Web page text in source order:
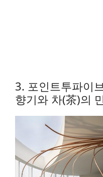
3. 포인트투파이
향기와 차(茶)의